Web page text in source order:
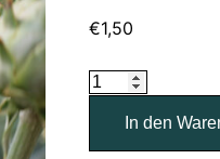
€1,50
Cardy
In den